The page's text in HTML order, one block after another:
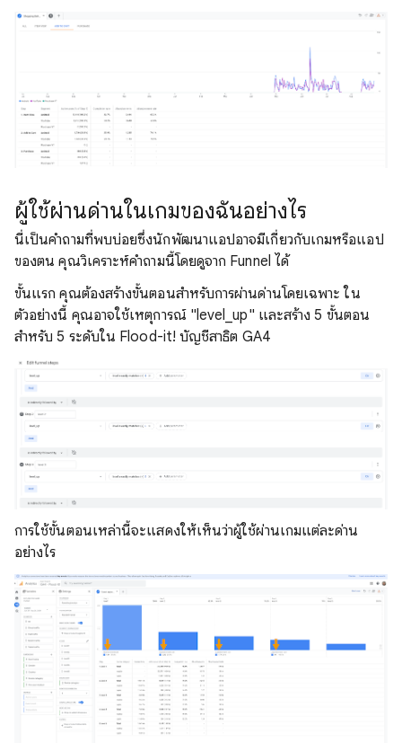
ผู้ใช้ผ่านด่านในเกมของฉันอย่างไร
นี่เป็นคําถามที่พบบ่อยซึ่งนักพัฒนาแอปอาจมีเกี่ยวกับเกมหรือแอป
ของตน คุณวิเคราะห์คําถามนี้โดยดูจาก Funnel ได้
ขั้นแรก คุณต้องสร้างขั้นตอนสําหรับการผ่านด่านโดยเฉพาะ ใน
ตัวอย่างนี้ คุณอาจใช้เหตุการณ์ "level_up" และสร้าง 5 ขั้นตอน
สําหรับ 5 ระดับใน Flood-it! บัญชีสาธิต GA4
การใช้ขั้นตอนเหล่านี้จะแสดงให้เห็นว่าผู้ใช้ผ่านเกมแต่ละด่าน
อย่างไร